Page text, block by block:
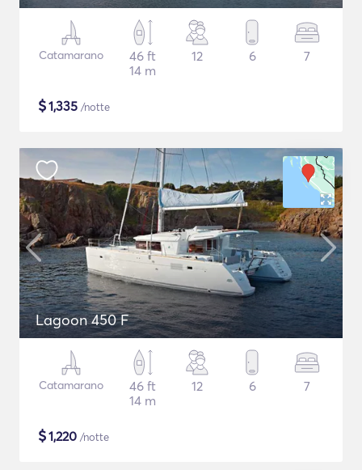
Catamarano
46 ft
14 m
12 6 7
$1,335 /notte
Lagoon 450 F
Catamarano
46 ft
14 m
12 6 7
$1,220 /notte